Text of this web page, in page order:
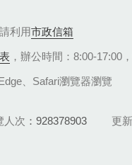
利用市政信箱
，辦公時間：8:00-17:00
、Safari瀏覽器瀏覽
人次 928378903 更